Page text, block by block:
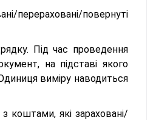
перераховані/повернуті
Під час проведення
на підставі якого
виміру наводиться
коштами, які зараховані/